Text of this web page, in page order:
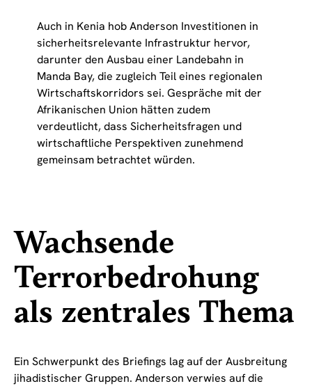
Auch in Kenia hob Anderson Investitionen in
sicherheitsrelevante Infrastruktur hervor,
darunter den Ausbau einer Landebahn in
Manda Bay, die zugleich Teil eines regionalen
Wirtschaftskorridors sei. Gespräche mit der
Afrikanischen Union hätten zudem
verdeutlicht, dass Sicherheitsfragen und
wirtschaftliche Perspektiven zunehmend
gemeinsam betrachtet würden.
Wachsende
Terrorbedrohung
als zentrales Thema
Ein Schwerpunkt des Briefings lag auf der Ausbreitung
jihadistischer Gruppen. Anderson verwies auf die